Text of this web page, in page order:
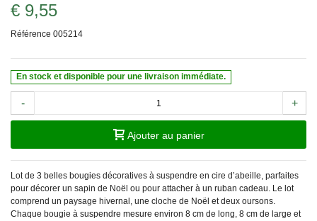
€ 9,55
Référence 005214
En stock et disponible pour une livraison immédiate.
- +
Ajouter au panier
Lot de 3 belles bougies décoratives à suspendre en cire d’abeille, parfaites
pour décorer un sapin de Noël ou pour attacher à un ruban cadeau. Le lot
comprend un paysage hivernal, une cloche de Noël et deux oursons.
Chaque bougie à suspendre mesure environ 8 cm de long, 8 cm de large et